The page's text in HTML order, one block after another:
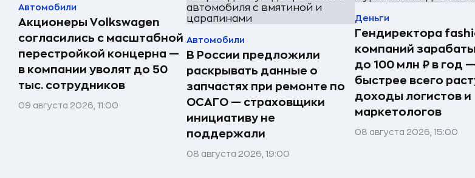
Автомобили
Акционеры Volkswagen
согласились с масштабной
перестройкой концерна —
в компании уволят до 50
тыс. сотрудников
09 августа 2026, 11:00
Автомобили
В России предложили
раскрывать данные о
запчастях при ремонте по
ОСАГО — страховщики
инициативу не
поддержали
08 августа 2026, 19:00
Деньги
Гендиректора
компаний
до 100 млн ₽ в год —
быстрее всего
доходы логистов и
маркетологов
08 августа 2026, 15:00